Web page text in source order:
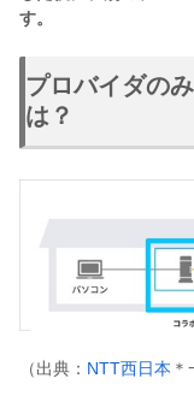
す。
プロバイダの
は？
（出典： NTT西日本 ＊